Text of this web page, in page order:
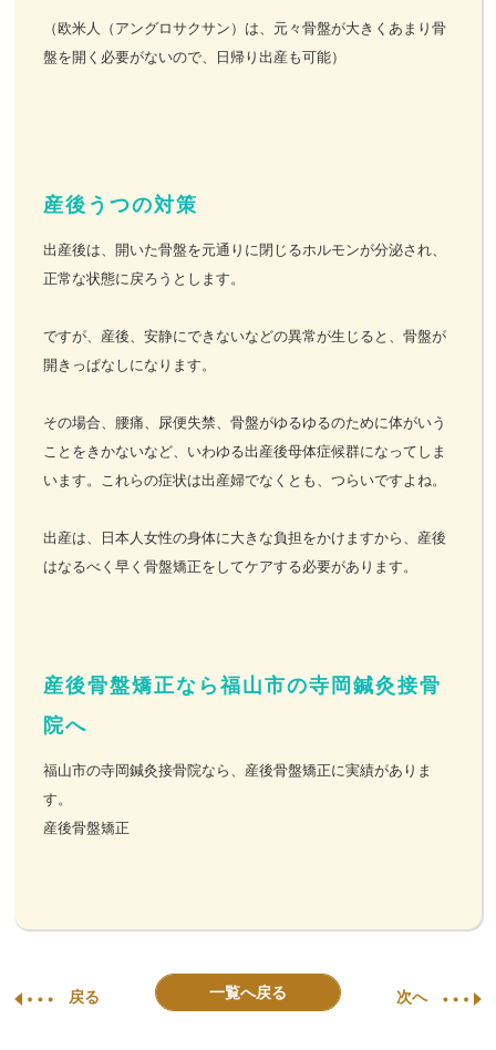
（欧米人（アングロサクサン）は、元々骨盤が大きくあまり骨
盤を開く必要がないので、日帰り出産も可能）
産後うつの対策
出産後は、開いた骨盤を元通りに閉じるホルモンが分泌され、
正常な状態に戻ろうとします。
ですが、産後、安静にできないなどの異常が生じると、骨盤が
開きっぱなしになります。
その場合、腰痛、尿便失禁、骨盤がゆるゆるのために体がいう
ことをきかないなど、いわゆる出産後母体症候群になってしま
います。これらの症状は出産婦でなくとも、つらいですよね。
出産は、日本人女性の身体に大きな負担をかけますから、産後
はなるべく早く骨盤矯正をしてケアする必要があります。
産後骨盤矯正なら福山市の寺岡鍼灸接骨
院へ
福山市の寺岡鍼灸接骨院なら、産後骨盤矯正に実績がありま
す。
産後骨盤矯正
戻る 一覧へ戻る 次へ